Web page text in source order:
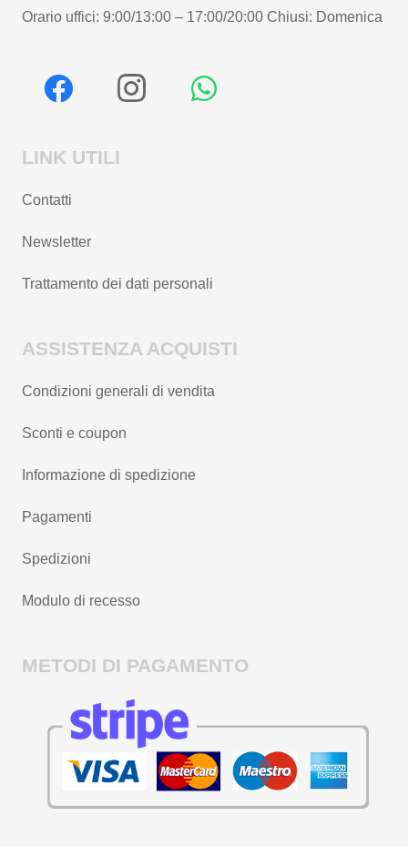
Orario uffici: 9:00/13:00 – 17:00/20:00 Chiusi: Domenica
LINK UTILI
Contatti
Newsletter
Trattamento dei dati personali
ASSISTENZA ACQUISTI
Condizioni generali di vendita
Sconti e coupon
Informazione di spedizione
Pagamenti
Spedizioni
Modulo di recesso
METODI DI PAGAMENTO